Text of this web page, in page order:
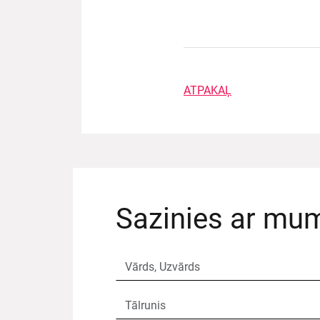
ATPAKAĻ
Sazinies ar